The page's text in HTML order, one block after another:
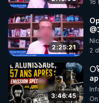
16
2:25:21
2
3:46:45